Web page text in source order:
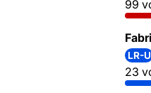
99
LR-
23